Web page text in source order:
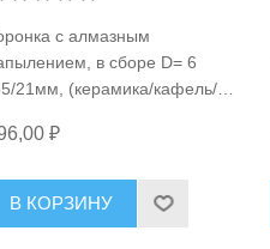
с алмазным
в сборе D= 6
21мм, (керамика/кафель/
мокрый рез
₽
В КОРЗИНУ